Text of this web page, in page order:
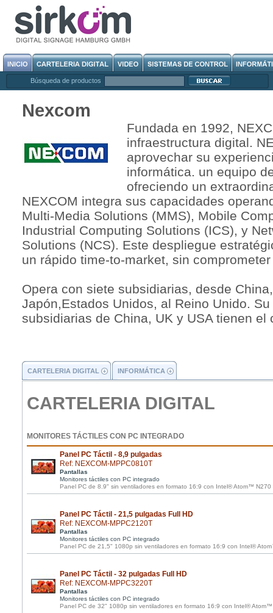
Búsqueda de productos
Nexcom
Fundada en 1992,
infraestructura digital.
aprovechar su
informática. un equipo
ofreciendo un
NEXCOM integra sus capacidades
Multi-Media Solutions (MMS), Mobile
Industrial Computing Solutions (ICS), y
Solutions (NCS). Este despliegue
un rápido time-to-market, sin
Opera con siete subsidiarias, desde
Japón,Estados Unidos, al Reino Unido.
subsidiarias de China, UK y USA tienen el
CARTELERIA DIGITAL INFORMÁTICA
CARTELERIA DIGITAL
MONITORES TÁCTILES CON PC INTEGRADO
Panel PC Táctil - 8,9 pulgadas
Ref: NEXCOM-MPPC0810T
Pantallas
Monitores táctiles con PC integrado
Panel PC de 8.9" sin ventiladores en formato 16:9 con Intel® Atom™ N270
Panel PC Táctil - 21,5 pulgadas Full HD
Ref: NEXCOM-MPPC2120T
Pantallas
Monitores táctiles con PC integrado
Panel PC de 21,5" 1080p sin ventiladores en formato 16:9 con Intel®
Panel PC Táctil - 32 pulgadas Full HD
Ref: NEXCOM-MPPC3220T
Pantallas
Monitores táctiles con PC integrado
Panel PC de 32" 1080p sin ventiladores en formato 16:9 con Intel®